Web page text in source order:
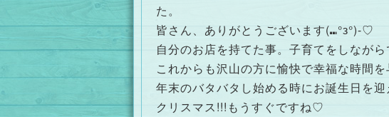
た。
皆さん、ありがとうございます(⑉°з°)-♡
自分のお店を持てた事。子育てをしなが
これからも沢山の方に愉快で幸福な時間
年末のバタバタし始める時にお誕生日を
クリスマス!!!もうすぐですね♡